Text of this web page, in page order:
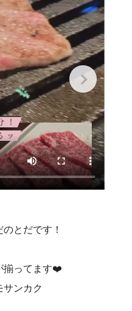
とだです！
揃ってます❤️‍
サンカク